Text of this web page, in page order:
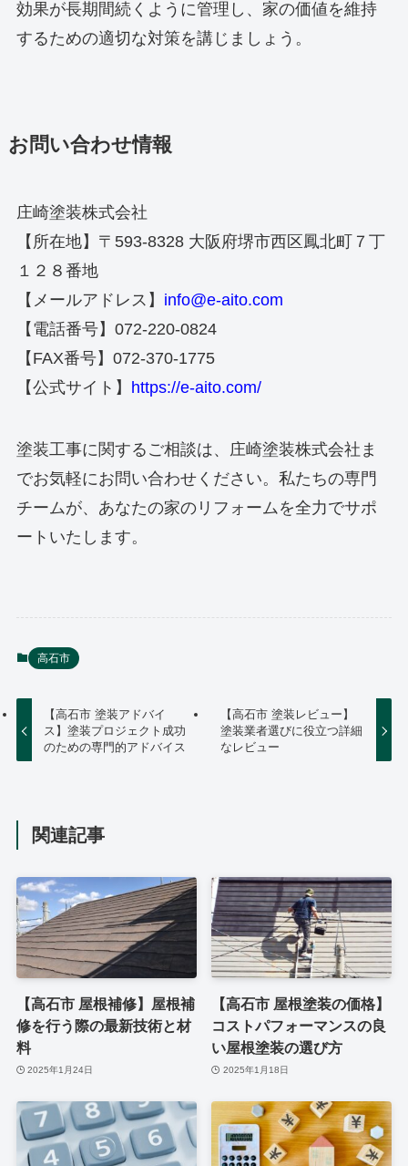
効果が長期間続くように管理し、家の価値を維持
するための適切な対策を講じましょう。
お問い合わせ情報
庄崎塗装株式会社
【所在地】〒593-8328 大阪府堺市西区鳳北町７丁
１２８番地
【メールアドレス】 info@e-aito.com
【電話番号】072-220-0824
【FAX番号】072-370-1775
【公式サイト】
https://e-aito.com/
塗装工事に関するご相談は、庄崎塗装株式会社ま
でお気軽にお問い合わせください。私たちの専門
チームが、あなたの家のリフォームを全力でサポ
ートいたします。
高石市
【高石市 塗装アドバイ
ス】塗装プロジェクト成功
のための専門的アドバイス
【高石市 塗装レビュー】
塗装業者選びに役立つ詳細
なレビュー
関連記事
【高石市 屋根補修】屋根補
修を行う際の最新技術と材
料
2025年1月24日
【高石市 屋根塗装の価格】
コストパフォーマンスの良
い屋根塗装の選び方
2025年1月18日